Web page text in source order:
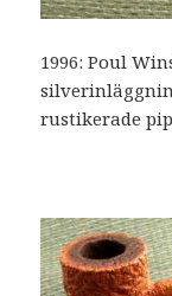
1996: Poul
rustikerade